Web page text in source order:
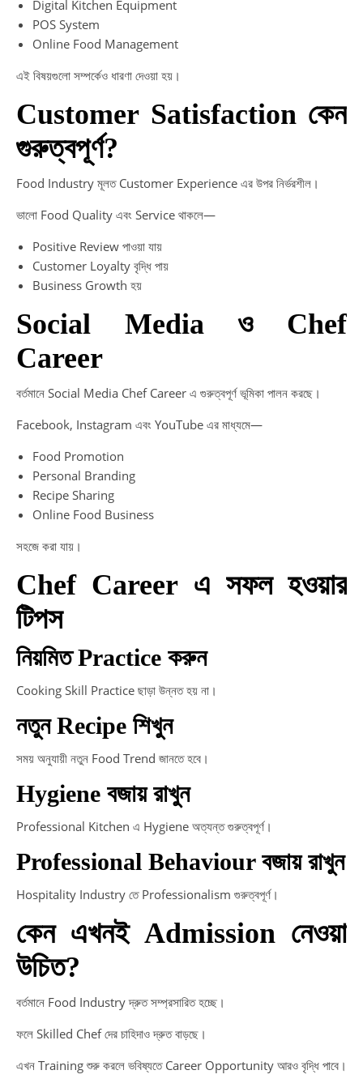
Digital Kitchen Equipment
POS System
Online Food Management
এই বিষয়গুলো সম্পর্কেও ধারণা দেওয়া হয়।
Customer Satisfaction কেন
গুরুত্বপূর্ণ?
Food Industry মূলত Customer Experience এর উপর নির্ভরশীল।
ভালো Food Quality এবং Service থাকলে—
Positive Review পাওয়া যায়
Customer Loyalty বৃদ্ধি পায়
Business Growth হয়
Social Media ও Chef
Career
বর্তমানে Social Media Chef Career এ গুরুত্বপূর্ণ ভূমিকা পালন করছে।
Facebook, Instagram এবং YouTube এর মাধ্যমে—
Food Promotion
Personal Branding
Recipe Sharing
Online Food Business
সহজে করা যায়।
Chef Career এ সফল হওয়ার
টিপস
নিয়মিত Practice করুন
Cooking Skill Practice ছাড়া উন্নত হয় না।
নতুন Recipe শিখুন
সময় অনুযায়ী নতুন Food Trend জানতে হবে।
Hygiene বজায় রাখুন
Professional Kitchen এ Hygiene অত্যন্ত গুরুত্বপূর্ণ।
Professional Behaviour বজায় রাখুন
Hospitality Industry তে Professionalism গুরুত্বপূর্ণ।
কেন এখনই Admission নেওয়া
উচিত?
বর্তমানে Food Industry দ্রুত সম্প্রসারিত হচ্ছে।
ফলে Skilled Chef দের চাহিদাও দ্রুত বাড়ছে।
এখন Training শুরু করলে ভবিষ্যতে Career Opportunity আরও বৃদ্ধি পাবে।